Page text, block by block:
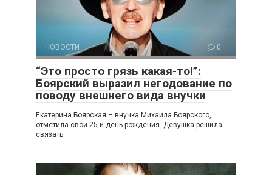
НОВОСТИ 0
“Это просто грязь какая-то!”:
Боярский выразил негодование по
поводу внешнего вида внучки
Екатерина Боярская – внучка Михаила Боярского,
отметила свой 25-й день рождения. Девушка решила
связать